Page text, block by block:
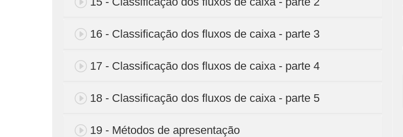
16 - Classificação dos fluxos de caixa - parte 3
17 - Classificação dos fluxos de caixa - parte 4
18 - Classificação dos fluxos de caixa - parte 5
19 - Métodos de apresentação